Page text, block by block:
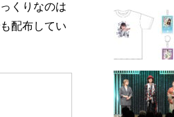
くりなのは
配布してい